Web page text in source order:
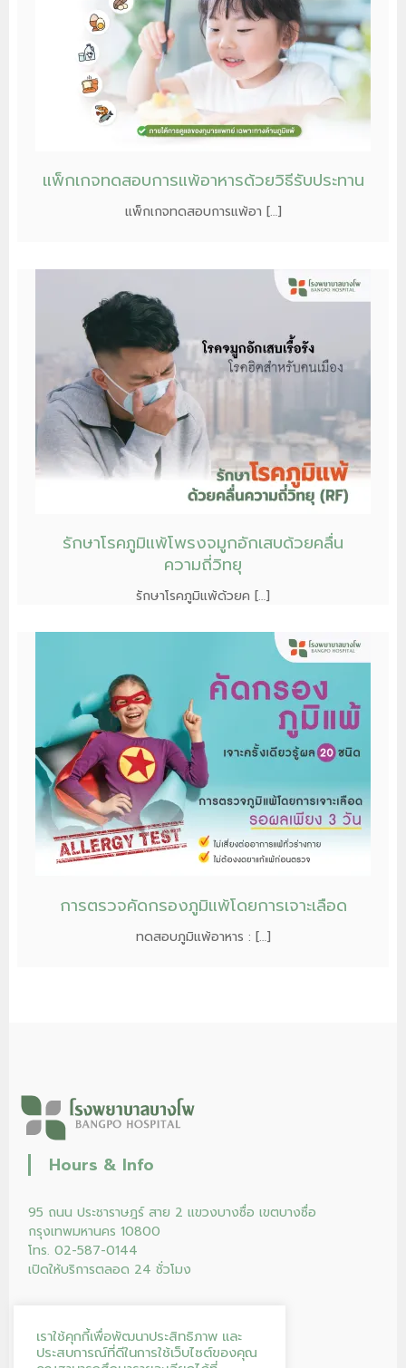
แพ็กเกจทดสอบการแพ้อาหารด้วยวิธีรับประทาน
แพ็กเกจทดสอบการแพ้อา […]
รักษาโรคภูมิแพ้โพรงจมูกอักเสบด้วยคลื่น
ความถี่วิทยุ
รักษาโรคภูมิแพ้ด้วยค […]
การตรวจคัดกรองภูมิแพ้โดยการเจาะเลือด
ทดสอบภูมิแพ้อาหาร : […]
Hours & Info
95 ถนน ประชาราษฎร์ สาย 2 แขวงบางซื่อ เขตบางซื่อ
กรุงเทพมหานคร 10800
โทร. 02-587-0144
เปิดให้บริการตลอด 24 ชั่วโมง
เราใช้คุกกี้เพื่อพัฒนาประสิทธิภาพ และ
ประสบการณ์ที่ดีในการใช้เว็บไซต์ของคุณ